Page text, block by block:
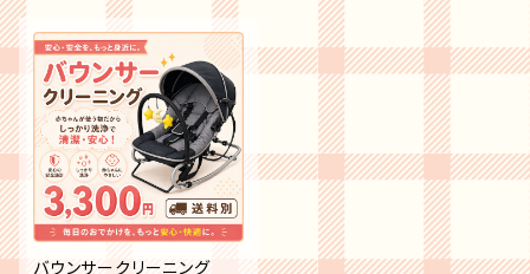
バウンサークリーニング